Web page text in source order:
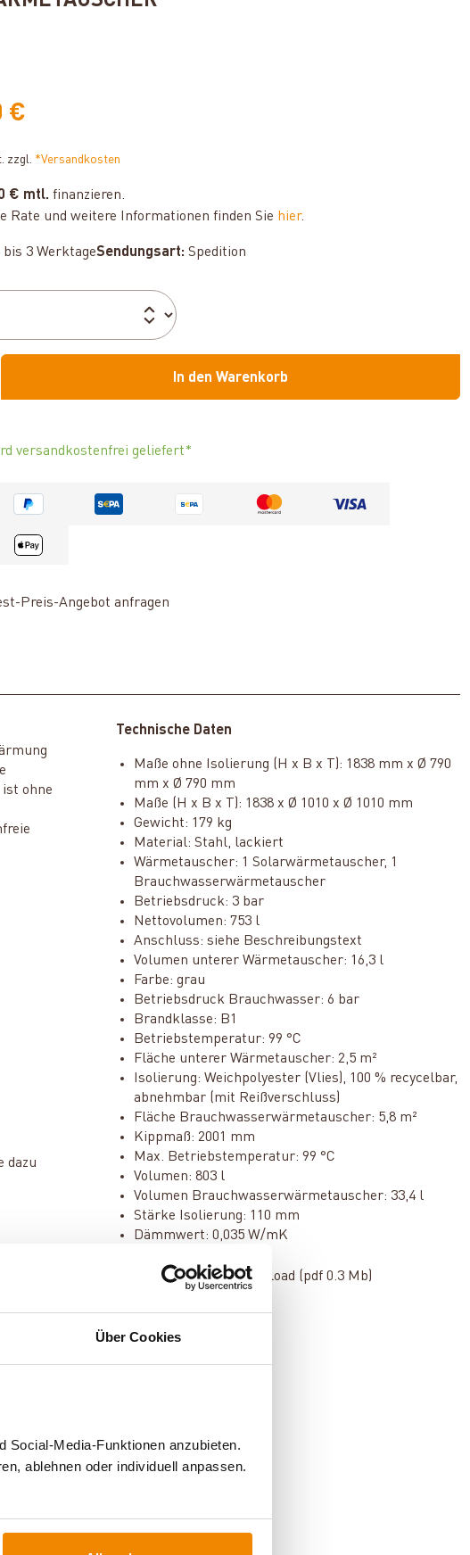
Über Cookies
Social-Media-Funktionen anzubieten.
ablehnen oder individuell anpassen.
€
zzgl. *Versandkosten
€ mtl. finanzieren.
Rate und weitere Informationen finden Sie hier.
bis 3 WerktageSendungsart: Spedition
In den Warenkorb
versandkostenfrei geliefert*
Preis-Angebot anfragen
ohne
dazu
Technische Daten
Maße ohne Isolierung (H x B x T): 1838 mm x Ø 790
mm x Ø 790 mm
Maße (H x B x T): 1838 x Ø 1010 x Ø 1010 mm
Gewicht: 179 kg
Material: Stahl, lackiert
Wärmetauscher: 1 Solarwärmetauscher, 1
Brauchwasserwärmetauscher
Betriebsdruck: 3 bar
Nettovolumen: 753 l
Anschluss: siehe Beschreibungstext
Volumen unterer Wärmetauscher: 16,3 l
Farbe: grau
Betriebsdruck Brauchwasser: 6 bar
Brandklasse: B1
Betriebstemperatur: 99 °C
Fläche unterer Wärmetauscher: 2,5 m²
Isolierung: Weichpolyester (Vlies), 100 % recycelbar,
abnehmbar (mit Reißverschluss)
Fläche Brauchwasserwärmetauscher: 5,8 m²
Kippmaß: 2001 mm
Max. Betriebstemperatur: 99 °C
Volumen: 803 l
Volumen Brauchwasserwärmetauscher: 33,4 l
Stärke Isolierung: 110 mm
Dämmwert: 0,035 W/mK
Datenblatt zum Download (pdf 0.3 Mb)